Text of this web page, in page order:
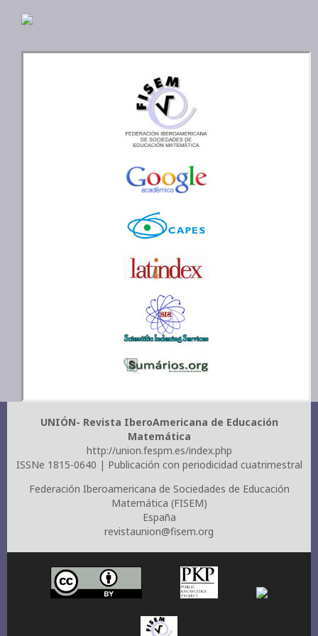
UNIÓN- Revista IberoAmericana de Educación
Matemática
http://union.fespm.es/index.php
ISSNe 1815-0640 | Publicación con periodicidad cuatrimestral
Federación Iberoamericana de Sociedades de Educación
Matemática (FISEM)
España
revistaunion@fisem.org